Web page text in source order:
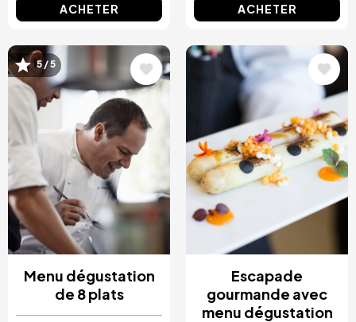
ACHETER ACHETER
Image
5 / 5
Menu dégustation
de 8 plats
Image
Escapade
gourmande avec
menu dégustation